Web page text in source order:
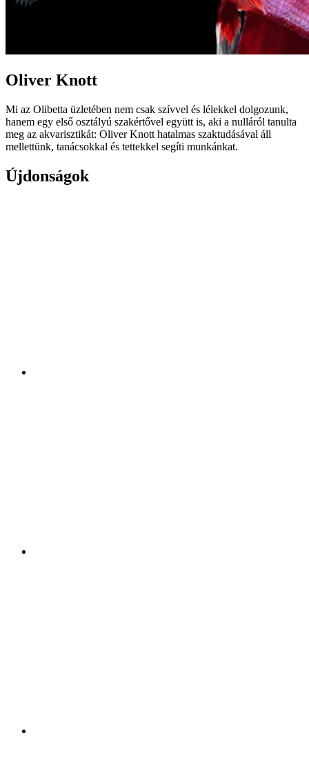
Oliver Knott
Mi az Olibetta üzletében nem csak szívvel és lélekkel dolgozunk,
hanem egy első osztályú szakértővel együtt is, aki a nulláról tanulta
meg az akvarisztikát: Oliver Knott hatalmas szaktudásával áll
mellettünk, tanácsokkal és tettekkel segíti munkánkat.
Újdonságok